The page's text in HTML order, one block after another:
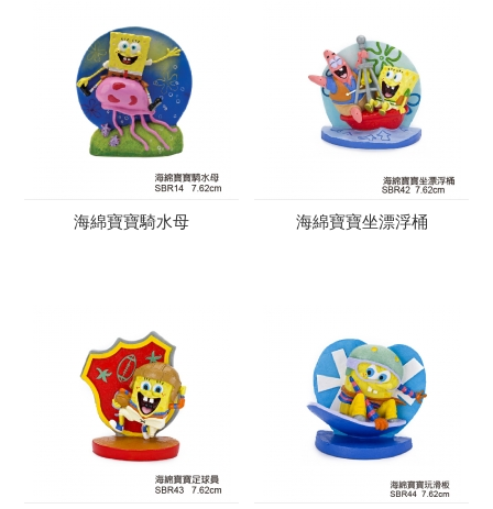
海綿寶寶騎水母 海綿寶寶坐漂浮桶